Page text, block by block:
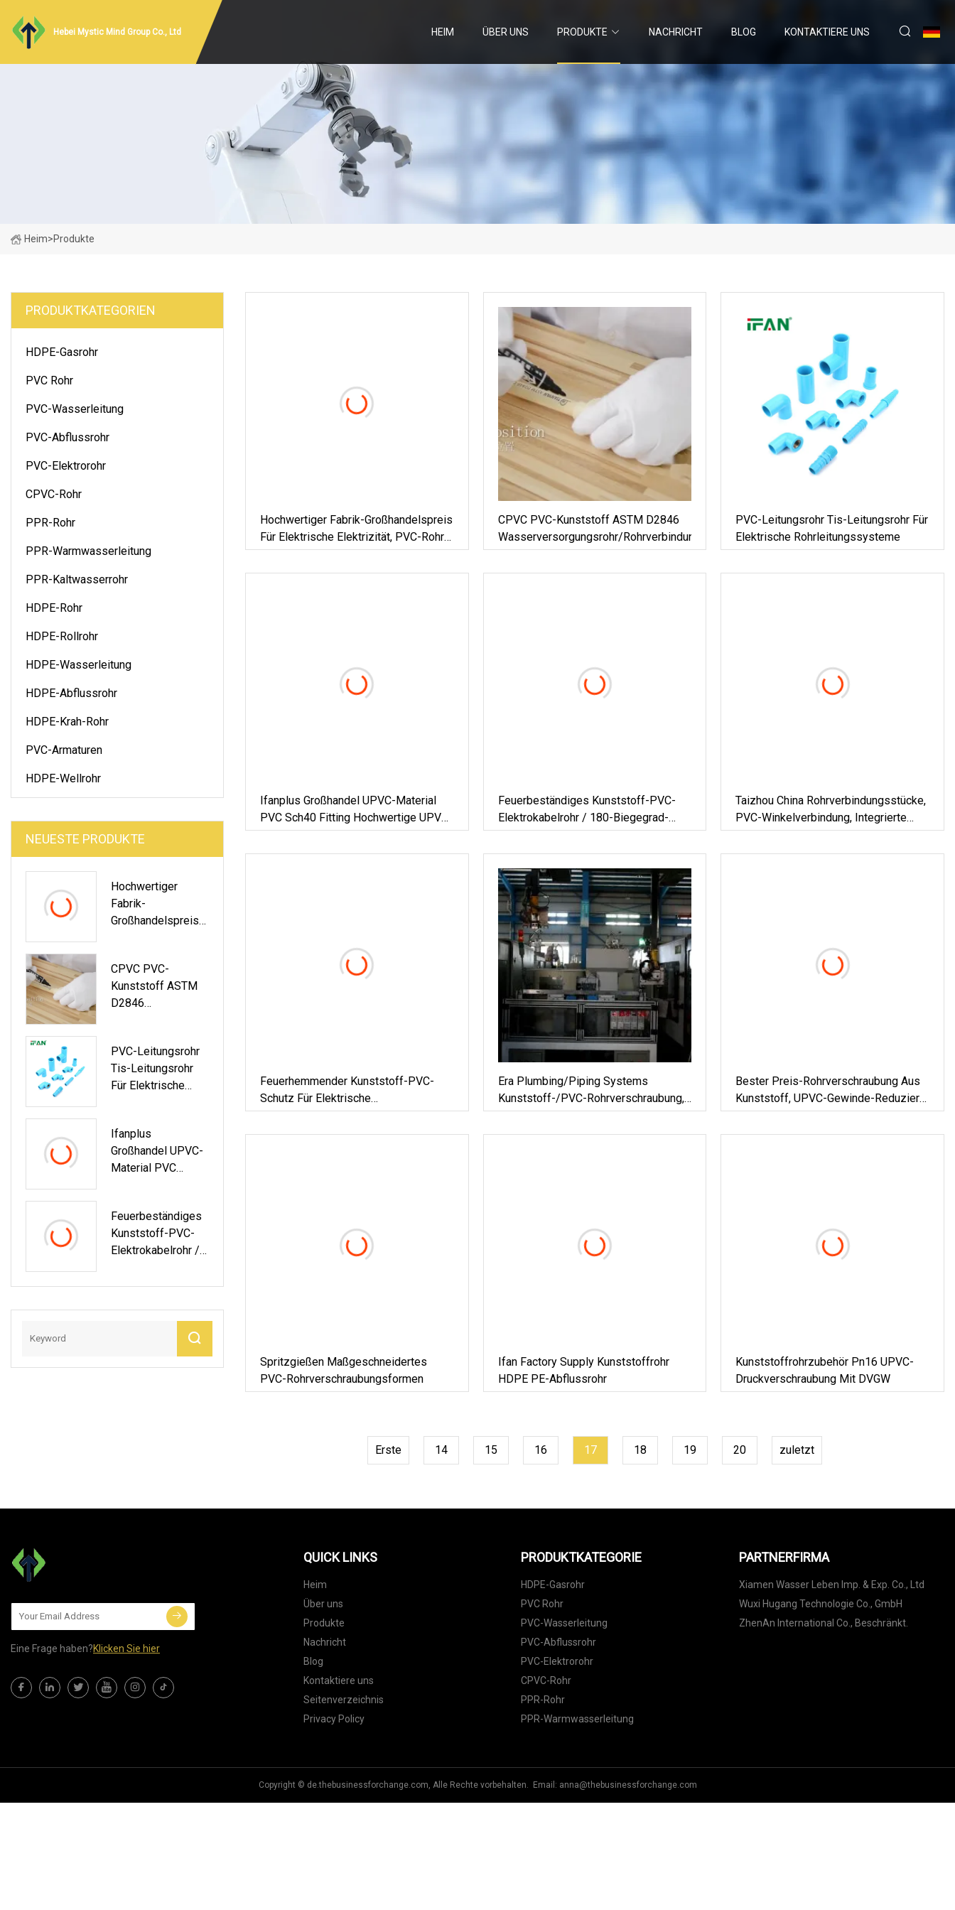
Hebei Mystic Mind Group Co., Ltd HEIM ÜBER UNS PRODUKTE NACHRICHT BLOG KONTAKTIERE UNS
Heim>Produkte
PRODUKTKATEGORIEN
HDPE-Gasrohr
PVC Rohr
PVC-Wasserleitung
PVC-Abflussrohr
PVC-Elektrorohr
CPVC-Rohr
PPR-Rohr
PPR-Warmwasserleitung
PPR-Kaltwasserrohr
HDPE-Rohr
HDPE-Rollrohr
HDPE-Wasserleitung
HDPE-Abflussrohr
HDPE-Krah-Rohr
PVC-Armaturen
HDPE-Wellrohr
NEUESTE PRODUKTE
Hochwertiger
Fabrik-
Großhandelspreis
Rohr Für Die
Verkabelung
CPVC PVC-
Kunststoff ASTM
D2846
Ngsstück
PVC-Leitungsrohr
Tis-Leitungsrohr
Für Elektrische
Ifanplus
Großhandel UPVC-
Material PVC
UPVC-
Rohrverschraubung
Feuerbeständiges
Kunststoff-PVC-
Elektrokabelrohr /
Biegsames
Verkabelungskabel
Hochwertiger Fabrik-Großhandelspreis
Für Elektrische Elektrizität, PVC-Rohr
Für Die Verkabelung
CPVC PVC-Kunststoff ASTM D2846
Wasserversorgungsrohr/Rohrverbindungsstück
PVC-Leitungsrohr Tis-Leitungsrohr Für
Elektrische Rohrleitungssysteme
Ifanplus Großhandel UPVC-Material
PVC Sch40 Fitting Hochwertige UPVC-
Rohrverschraubung
Feuerbeständiges Kunststoff-PVC-
Elektrokabelrohr / 180-Biegegrad-
Biegsames Rohrrohr PVC-Kabelrohr
Für Verkabelungskabel
Taizhou China Rohrverbindungsstücke,
PVC-Winkelverbindung, Integrierte
Muffe, Lieferant Erheblicher Rabatt
Feuerhemmender Kunststoff-PVC-
Schutz Für Elektrische
Verkabelungsrohre / 180-Grad-
Biegbares Rohrrohr, PVC-Rohr Mit
Era Plumbing/Piping Systems
Kunststoff-/PVC-Rohrverschraubung,
Standard AS/NZS1477 Mit
Wasserzeichen-Zertifikat
Bester Preis-Rohrverschraubung Aus
Kunststoff, UPVC-Gewinde-Reduzier-
T-Stück Mit DIN-Norm
Spritzgießen Maßgeschneidertes
PVC-Rohrverschraubungsformen
Ifan Factory Supply Kunststoffrohr
HDPE PE-Abflussrohr
Kunststoffrohrzubehör Pn16 UPVC-
Druckverschraubung Mit DVGW
Erste 14 15 16 17 18 19 20 zuletzt
Eine Frage haben?Klicken Sie hier
QUICK LINKS
Heim
Über uns
Produkte
Nachricht
Blog
Kontaktiere uns
Seitenverzeichnis
Privacy Policy
PRODUKTKATEGORIE
HDPE-Gasrohr
PVC Rohr
PVC-Wasserleitung
PVC-Abflussrohr
PVC-Elektrorohr
CPVC-Rohr
PPR-Rohr
PPR-Warmwasserleitung
PARTNERFIRMA
Xiamen Wasser Leben Imp. & Exp. Co., Ltd
Wuxi Hugang Technologie Co., GmbH
ZhenAn International Co., Beschränkt.
Copyright © de.thebusinessforchange.com, Alle Rechte vorbehalten. Email: anna@thebusinessforchange.com